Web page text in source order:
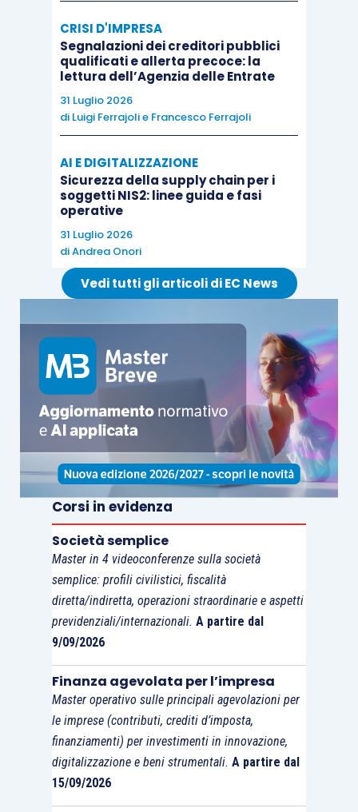
CRISI D'IMPRESA
Segnalazioni dei creditori pubblici
qualificati e allerta precoce: la
lettura dell’Agenzia delle Entrate
31 Luglio 2026
di Luigi Ferrajolie Francesco Ferrajoli
AI E DIGITALIZZAZIONE
Sicurezza della supply chain per i
soggetti NIS2: linee guida e fasi
operative
31 Luglio 2026
diAndrea Onori
Vedi tutti gli articoli di EC News
Corsi in evidenza
Società semplice
Master in 4 videoconferenze sulla società
semplice: profili civilistici, fiscalità
diretta/indiretta, operazioni straordinarie e aspetti
previdenziali/internazionali. A partire dal
9/09/2026
Finanza agevolata per l’impresa
Master operativo sulle principali agevolazioni per
le imprese (contributi, crediti d’imposta,
finanziamenti) per investimenti in innovazione,
digitalizzazione e beni strumentali. A partire dal
15/09/2026